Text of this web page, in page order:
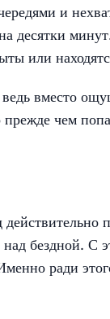
и
десятки
или
вместо
чем
бездной. С
ради